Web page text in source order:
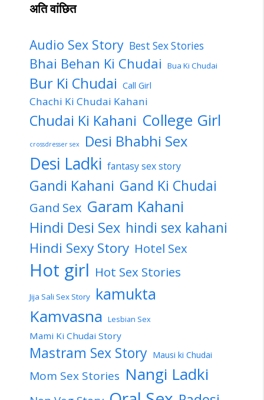
अति वांछित
Audio Sex Story Best Sex Stories
Bhai Behan Ki Chudai Bua Ki Chudai
Bur Ki Chudai Call Girl
Chachi Ki Chudai Kahani
Chudai Ki Kahani College Girl
crossdresser sex Desi Bhabhi Sex
Desi Ladki fantasy sex story
Gandi Kahani Gand Ki Chudai
Gand Sex Garam Kahani
Hindi Desi Sex hindi sex kahani
Hindi Sexy Story Hotel Sex
Hot girl Hot Sex Stories
Jija Sali Sex Story kamukta
Kamvasna Lesbian Sex
Mami Ki Chudai Story
Mastram Sex Story Mausi ki Chudai
Mom Sex Stories Nangi Ladki